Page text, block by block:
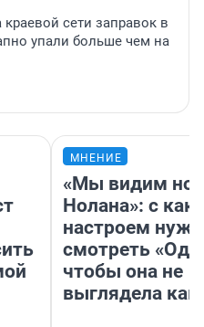
сети заправок в
упали больше чем на
МНЕНИЕ
«Мы видим
Нолана»: с
настроем
смотреть
чтобы она не
выглядела как